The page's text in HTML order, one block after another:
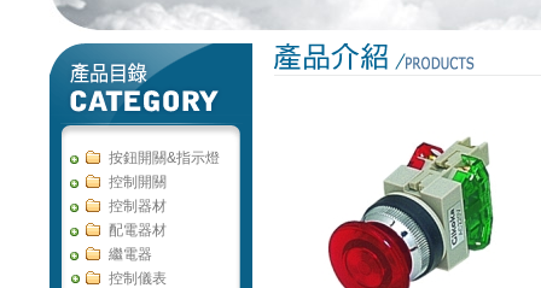
按鈕開關&指示燈
控制開關
控制器材
配電器材
繼電器
控制儀表